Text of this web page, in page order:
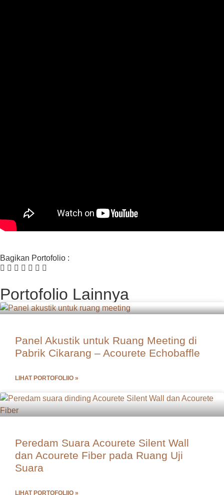
Bagikan Portofolio :
Portofolio Lainnya
Panel Akustik untuk Ruang Meeting di
Pabrik Cikarang – Acourete Echobaffle
LIHAT PORTOFOLIIO »
Peredam Suara Acourete Silent Wall
dan Acourete Fiber pada Ruang Uji
Suara
LIHAT PORTOFOLIIO »